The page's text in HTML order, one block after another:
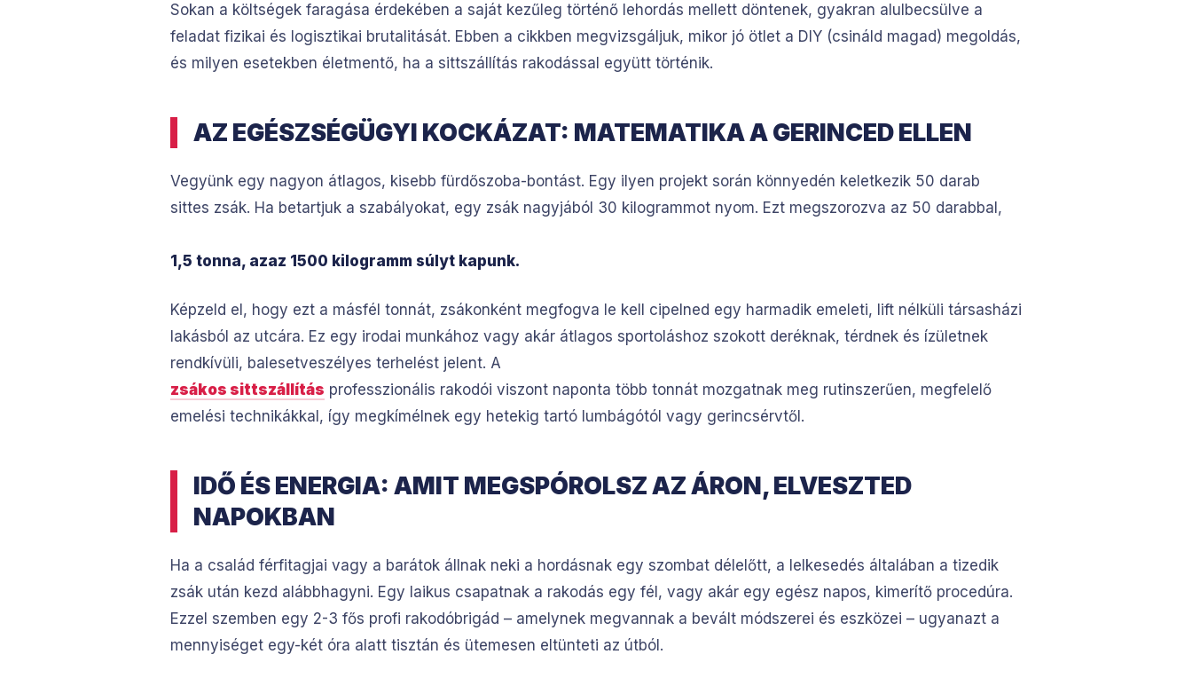
Sokan a költségek faragása érdekében a saját kezűleg történő lehordás mellett döntenek, gyakran alulbecsülve a
feladat fizikai és logisztikai brutalitását. Ebben a cikkben megvizsgáljuk, mikor jó ötlet a DIY (csináld magad) megoldás,
és milyen esetekben életmentő, ha a sittszállítás rakodással együtt történik.
AZ EGÉSZSÉGÜGYI KOCKÁZAT: MATEMATIKA A GERINCED ELLEN
Vegyünk egy nagyon átlagos, kisebb fürdőszoba-bontást. Egy ilyen projekt során könnyedén keletkezik 50 darab
sittes zsák. Ha betartjuk a szabályokat, egy zsák nagyjából 30 kilogrammot nyom. Ezt megszorozva az 50 darabbal,
1,5 tonna, azaz 1500 kilogramm súlyt kapunk.
Képzeld el, hogy ezt a másfél tonnát, zsákonként megfogva le kell cipelned egy harmadik emeleti, lift nélküli társasházi
lakásból az utcára. Ez egy irodai munkához vagy akár átlagos sportoláshoz szokott deréknak, térdnek és ízületnek
rendkívüli, balesetveszélyes terhelést jelent. A
zsákos sittszállítás professzionális rakodói viszont naponta több tonnát mozgatnak meg rutinszerűen, megfelelő
emelési technikákkal, így megkímélnek egy hetekig tartó lumbágótól vagy gerincsérvtől.
IDŐ ÉS ENERGIA: AMIT MEGSPÓROLSZ AZ ÁRON, ELVESZTED
NAPOKBAN
Ha a család férfitagjai vagy a barátok állnak neki a hordásnak egy szombat délelőtt, a lelkesedés általában a tizedik
zsák után kezd alábbhagyni. Egy laikus csapatnak a rakodás egy fél, vagy akár egy egész napos, kimerítő procedúra.
Ezzel szemben egy 2-3 fős profi rakodóbrigád – amelynek megvannak a bevált módszerei és eszközei – ugyanazt a
mennyiséget egy-két óra alatt tisztán és ütemesen eltünteti az útból.